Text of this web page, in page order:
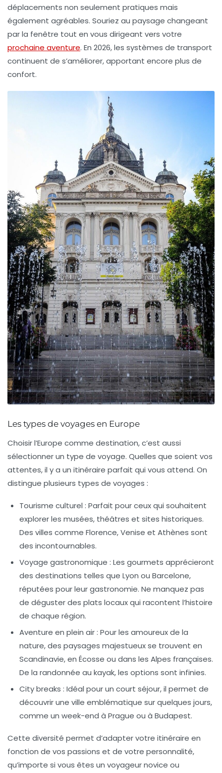
déplacements non seulement pratiques mais
également agréables. Souriez au paysage changeant
par la fenêtre tout en vous dirigeant vers votre
prochaine aventure. En 2026, les systèmes de transport
continuent de s’améliorer, apportant encore plus de
confort.
Les types de voyages en Europe
Choisir l’Europe comme destination, c’est aussi
sélectionner un type de voyage. Quelles que soient vos
attentes, il y a un itinéraire parfait qui vous attend. On
distingue plusieurs types de voyages :
Tourisme culturel : Parfait pour ceux qui souhaitent
explorer les musées, théâtres et sites historiques.
Des villes comme Florence, Venise et Athènes sont
des incontournables.
Voyage gastronomique : Les gourmets apprécieront
des destinations telles que Lyon ou Barcelone,
réputées pour leur gastronomie. Ne manquez pas
de déguster des plats locaux qui racontent l’histoire
de chaque région.
Aventure en plein air : Pour les amoureux de la
nature, des paysages majestueux se trouvent en
Scandinavie, en Écosse ou dans les Alpes françaises.
De la randonnée au kayak, les options sont infinies.
City breaks : Idéal pour un court séjour, il permet de
découvrir une ville emblématique sur quelques jours,
comme un week-end à Prague ou à Budapest.
Cette diversité permet d’adapter votre itinéraire en
fonction de vos passions et de votre personnalité,
qu’importe si vous êtes un voyageur novice ou